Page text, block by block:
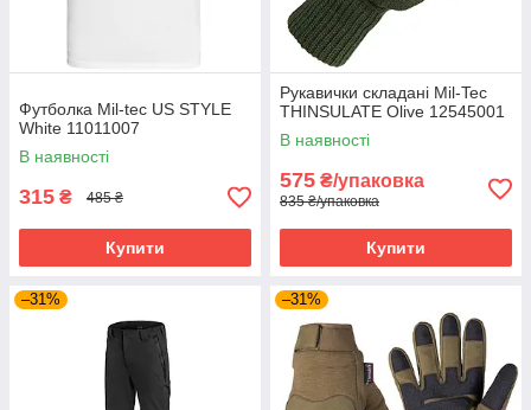
Футболка Mil-tec US STYLE
White 11011007
В наявності
315 ₴ 485 ₴
Купити
Рукавички складані Mil-Tec
THINSULATE Olive 12545001
В наявності
575 ₴/упаковка
835 ₴/упаковка
Купити
–31% –31%